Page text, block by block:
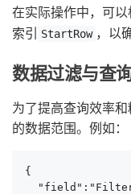
在实际操作中，可
索引 StartRow ，以
数据过滤与查
为了提高查询效率
的数据范围。例如：
{